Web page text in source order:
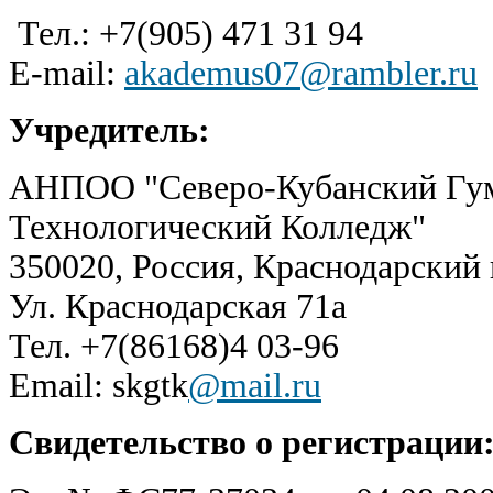
Тел.: +7(905) 471 31 94
E-mail: akademus07@rambler.ru
Учредитель:
АНПОО "Северо-Кубанский
Технологический Колледж"
350020, Россия,
Ул. Краснодарская 71а
Тел. +7(86168)4 03-96
Email: skgtk@mail.ru
Свидетельство о